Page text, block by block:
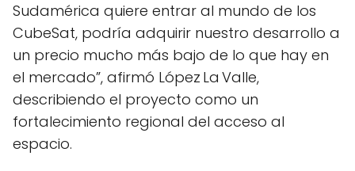
Sudamérica quiere entrar al mundo de los
CubeSat, podría adquirir nuestro desarrollo a
un precio mucho más bajo de lo que hay en
el mercado”, afirmó López La Valle,
describiendo el proyecto como un
fortalecimiento regional del acceso al
espacio.